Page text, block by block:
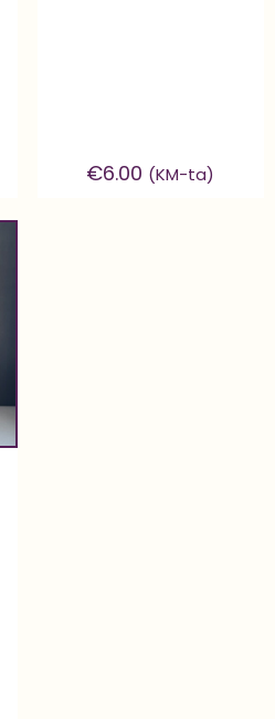
€6.00 (KM-ta)